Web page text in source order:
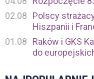
02.08
Polscy
Hiszpanii i
01.08
Raków i GKS
do